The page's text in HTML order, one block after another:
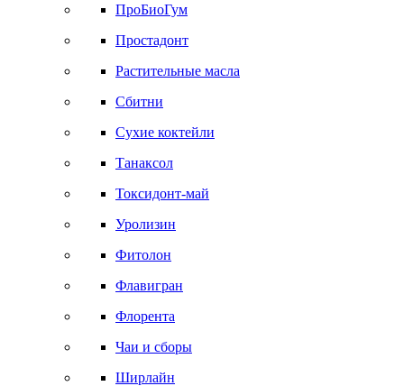
ПроБиоГум
Простадонт
Растительные масла
Сбитни
Сухие коктейли
Танаксол
Токсидонт-май
Уролизин
Фитолон
Флавигран
Флорента
Чаи и сборы
Ширлайн